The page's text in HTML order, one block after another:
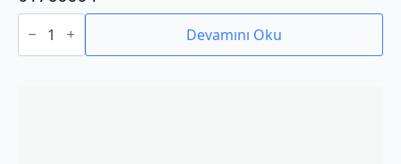
01760004
adet Devamını Oku